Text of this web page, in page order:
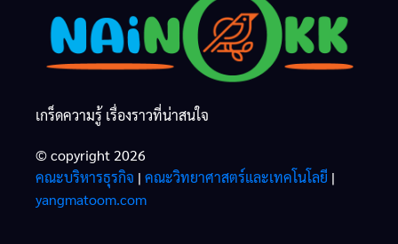
เกร็ดความรู้ เรื่องราวที่น่าสนใจ
© copyright 2026
คณะบริหารธุรกิจ | คณะวิทยาศาสตร์และเทคโนโลยี |
yangmatoom.com